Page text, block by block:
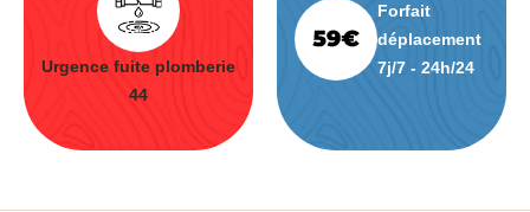
Urgence fuite plomberie
44
Forfait
déplacement
7j/7 - 24h/24